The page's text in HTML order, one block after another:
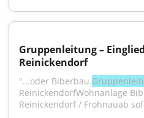
Gruppenleitung –
Reinickendorf
"...oder Biberbau.
ReinickendorfWohnanlage
Reinickendorf / Frohnauab